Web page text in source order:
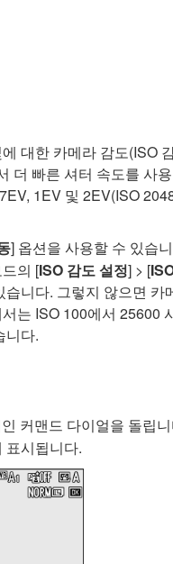
대한 카메라 감도(ISO
더 빠른 셔터 속도를 사
1EV 및 2EV(ISO
] 옵션을 사용할 수 있습
의 [ISO 감도 설정] > [
니다. 그렇지 않으면
는 ISO 100에서 25600
니다.
커맨드 다이얼을 돌립
표시됩니다.